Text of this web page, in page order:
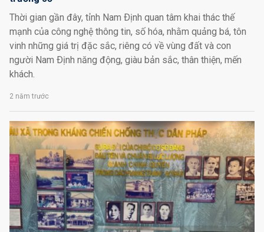
Thời gian gần đây, tỉnh Nam Ðịnh quan tâm khai thác thế
mạnh của công nghệ thông tin, số hóa, nhằm quảng bá, tôn
vinh những giá trị đặc sắc, riêng có về vùng đất và con
người Nam Ðịnh năng động, giàu bản sắc, thân thiện, mến
khách.
2 năm trước